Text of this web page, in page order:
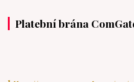
Platební brána